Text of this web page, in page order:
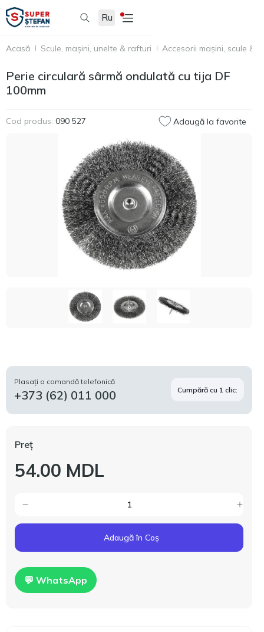
Ru
Acasă Scule, mașini, unelte & rafturi Accesorii mașini, scule &
Perie circulară sârmă ondulată cu tija DF
100mm
Cod produs: 090 527 Adaugă la favorite
Plasați o comandă telefonică
+373 (62) 011 000 Cumpără cu 1 clic:
Preț
54.00 MDL
Adaugă în Coș
💬 WhatsApp